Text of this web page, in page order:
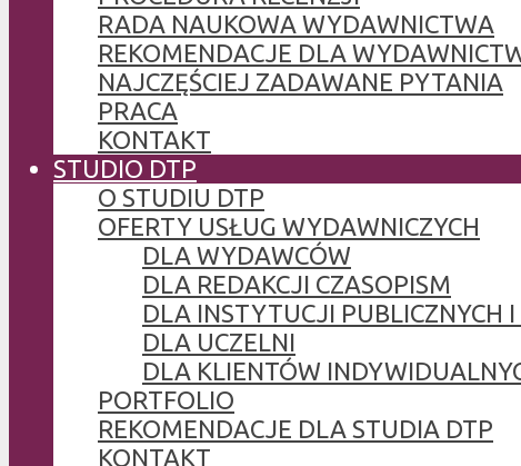
RADA NAUKOWA WYDAWNICTWA
REKOMENDACJE DLA
NAJCZĘŚCIEJ ZADAWANE PYTANIA
PRACA
KONTAKT
STUDIO DTP
O STUDIU DTP
OFERTY USŁUG WYDAWNICZYCH
DLA WYDAWCÓW
DLA REDAKCJI CZASOPISM
DLA INSTYTUCJI PUBLICZNYCH I
DLA UCZELNI
DLA KLIENTÓW
PORTFOLIO
REKOMENDACJE DLA STUDIA DTP
KONTAKT